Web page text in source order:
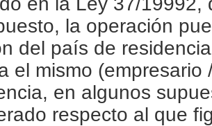
la operación
del país de
el mismo
en algunos
respecto al que